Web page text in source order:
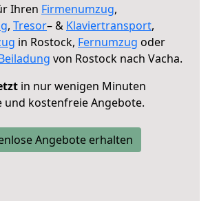
Ihren Firmenumzug,
, Tresor– & Klaviertransport,
in Rostock, Fernumzug oder
von Rostock nach Vacha.
in nur wenigen Minuten
und kostenfreie Angebote.
Angebote erhalten